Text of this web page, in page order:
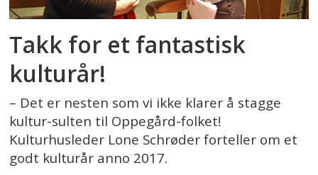
Takk for et fantastisk
kulturår!
– Det er nesten som vi ikke klarer å stagge
kultur-sulten til Oppegård-folket!
Kulturhusleder Lone Schrøder forteller om et
godt kulturår anno 2017.